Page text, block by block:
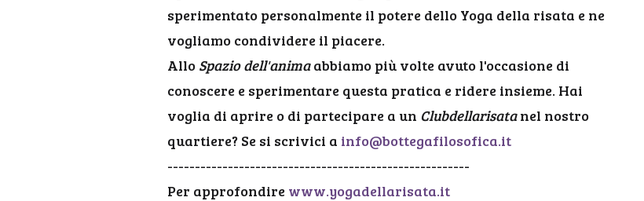
sperimentato personalmente il potere dello Yoga della risata e ne
vogliamo condividere il piacere.
Allo Spazio dell'animaabbiamo più volte avuto l'occasione di
conoscere e sperimentare questa pratica e ridere insieme. Hai
voglia di aprire o di partecipare a un Clubdellarisatanel nostro
quartiere? Se si scrivici a info@bottegafilosofica.it
-------------------------------------------------------
Per approfondire www.yogadellarisata.it